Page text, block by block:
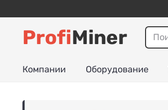
ProfiMiner
Компании Оборудование